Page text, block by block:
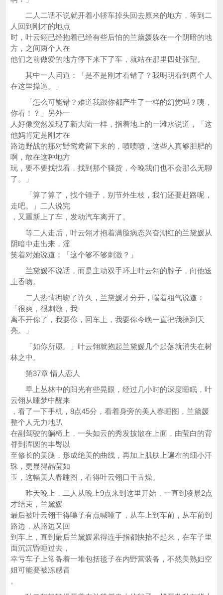
二人二话不说就开着小轿车掉头回去原来的地方，等到二
人回到刚才的地点
时，叶云翎已经抱着已经有些后怕的兰黛媛躲在一个阴暗的地
方，之间两个人在
他们之前做爱的地方停下来下了车，就站在那里四处张望。
其中一人问道：「是不是刚才看错了？我明明看到两个人
在这里操逼。」
「怎么可能错？难道我跟你都产生了一样的幻觉吗？咦，
你看！？」另外一
人好像突然发现了新大陆一样，指着地上的一滩水说道，「这
他妈肯定是刚才在
路边野战的那对野鸳鸯留下来的，啧啧啧，这些人真够胆肥的
啊，敢在这种地方
玩，要不要找找看，找到那个骚货，今晚我们也不会那么无聊
了。」
「算了算了，找个锤子，别节外生枝，我们还要赶路呢，
走吧。」二人说完
，又重新上了车，发动汽车离开了。
等二人走后，叶云翎才抱着满脸病态兴奋潮红的兰黛媛从
阴暗中走出来，淫
笑着对她说道：「这个够不够刺激？」
兰黛媛不说话，而是主动双手环上叶云翎的脖子，向他送
上香吻。
二人热情拥吻了许久，兰黛媛才分开，喘着粗气说道：
「很爽，很刺激，我
离不开你了，我要你，回车上，我要你今晚一直把我操到天
亮。」
「如你所愿。」叶云翎就抱起兰黛媛几个起落就消失在树
林之中。
第37章 情人恋人
早上丛林中的阳光有些晃眼，经过几小时的深度睡眠，叶
云翎从睡梦中醒来
，看了一下手机，8点45分，看着身旁的美人春睡图，兰黛媛
整个人无力地趴
在副驾驶的躺椅上，一头如云的秀发披散在上面，由莹白的背
脊到浑圆的丰臀以
至修长的美腿，形成绝美的曲线，再加上肌肤上遍布的细小汗
珠，更显得晶莹如
玉，这幅美人春睡图，看得叶云翎口干舌燥。
昨天晚上，二人从晚上9点来到这里开始，一直到凌晨2点
才结束，兰黛媛
最后被叶云翎干得嗓子有点喊哑了，从车上到车前，从车前到
路边，从路边又回
到车上，直到最后兰黛媛累得连手指都快抬不起来，在车子里
面沉沉昏睡过去，
幸亏车子上常备着一堆包括毯子在内野营装备，不然美熟妇空
姐可能要被冻感冒
。